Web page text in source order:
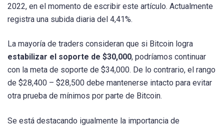
2022, en el momento de escribir este artículo. Actualmente
registra una subida diaria del 4,41%.
La mayoría de traders consideran que si Bitcoin logra
estabilizar el soporte de $30,000, podríamos continuar
con la meta de soporte de $34,000. De lo contrario, el rango
de $28,400 – $28,500 debe mantenerse intacto para evitar
otra prueba de mínimos por parte de Bitcoin.
Se está destacando igualmente la importancia de